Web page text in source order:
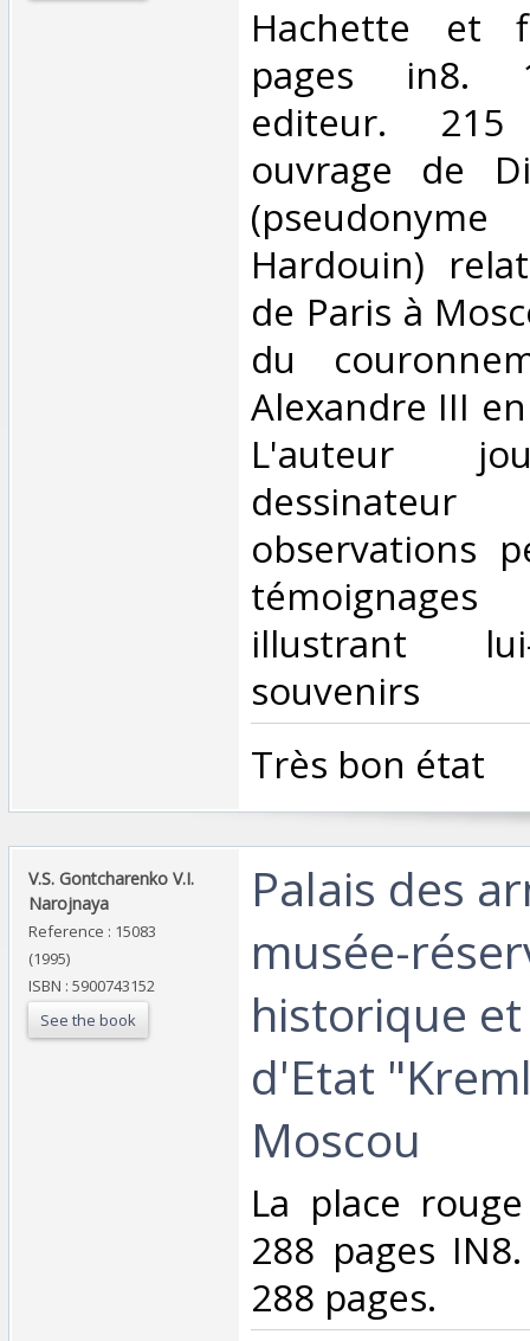
‎Hachette et
pages in8.
editeur.
ouvrage de
Hardouin)
de Paris à
du
Alexandre III
L'auteur
observations
illustrant
souvenirs‎
‎Très bon état‎
‎V.S. Gontcharenko V.I.
Narojnaya‎
Reference : 15083
(1995)
ISBN : 5900743152
See the book
‎Palais des
musée-
historique
d'Etat
Moscou‎
‎La place
288 pages
288 pages.‎